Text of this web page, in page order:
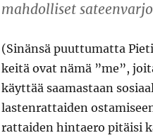
mahdolliset
(Sinänsä puuttumatta
keitä ovat nämä ”me”,
käyttää saamastaan
lastenrattaiden
rattaiden hintaero pitäisi